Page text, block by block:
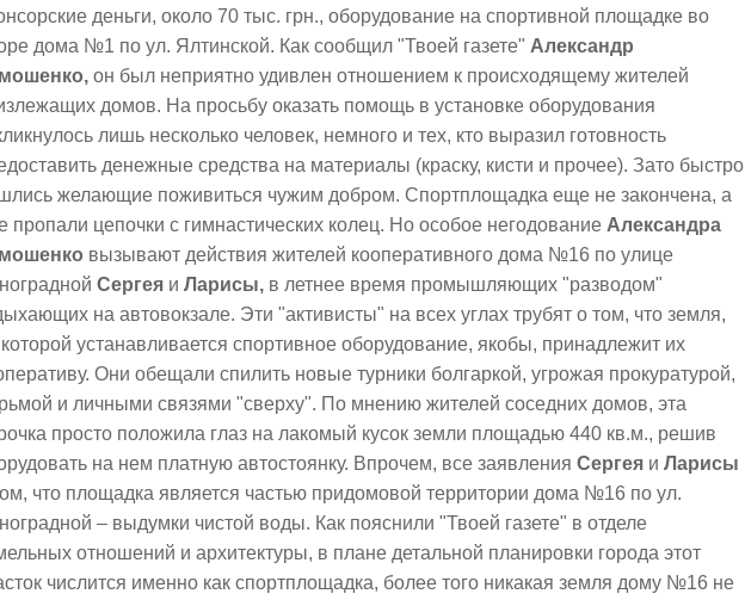
деньги, около 70 тыс. грн., оборудование на спортивной площадке во
дома №1 по ул. Ялтинской. Как сообщил "Твоей газете" Александр
он был неприятно удивлен отношением к происходящему жителей
домов. На просьбу оказать помощь в установке оборудования
лишь несколько человек, немного и тех, кто выразил готовность
денежные средства на материалы (краску, кисти и прочее). Зато быстро
желающие поживиться чужим добром. Спортплощадка еще не закончена, а
пропали цепочки с гимнастических колец. Но особое негодование Александра
вызывают действия жителей кооперативного дома №16 по улице
Сергея и Ларисы, в летнее время промышляющих "разводом"
на автовокзале. Эти "активисты" на всех углах трубят о том, что земля,
устанавливается спортивное оборудование, якобы, принадлежит их
Они обещали спилить новые турники болгаркой, угрожая прокуратурой,
и личными связями "сверху". По мнению жителей соседних домов, эта
просто положила глаз на лакомый кусок земли площадью 440 кв.м., решив
на нем платную автостоянку. Впрочем, все заявления Сергея и Ларисы
что площадка является частью придомовой территории дома №16 по ул.
– выдумки чистой воды. Как пояснили "Твоей газете" в отделе
отношений и архитектуры, в плане детальной планировки города этот
числится именно как спортплощадка, более того никакая земля дому №16 не